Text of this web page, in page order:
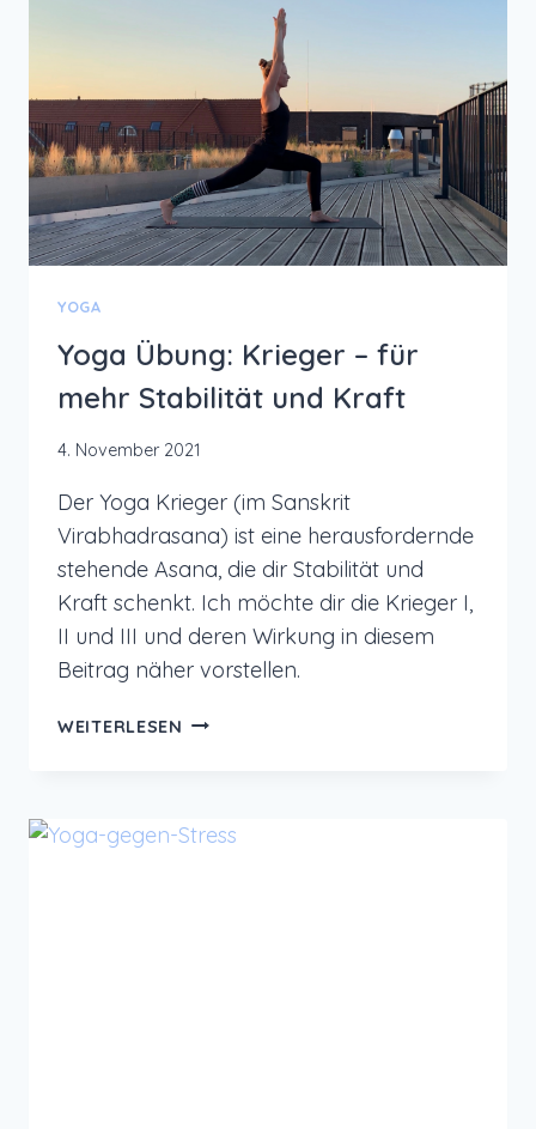
AKTIVIERUNG
YOGA
Yoga Übung: Krieger – für
mehr Stabilität und Kraft
4. November 2021
Der Yoga Krieger (im Sanskrit
Virabhadrasana) ist eine herausfordernde
stehende Asana, die dir Stabilität und
Kraft schenkt. Ich möchte dir die Krieger I,
II und III und deren Wirkung in diesem
Beitrag näher vorstellen.
WEITERLESEN YOGA
FÜR